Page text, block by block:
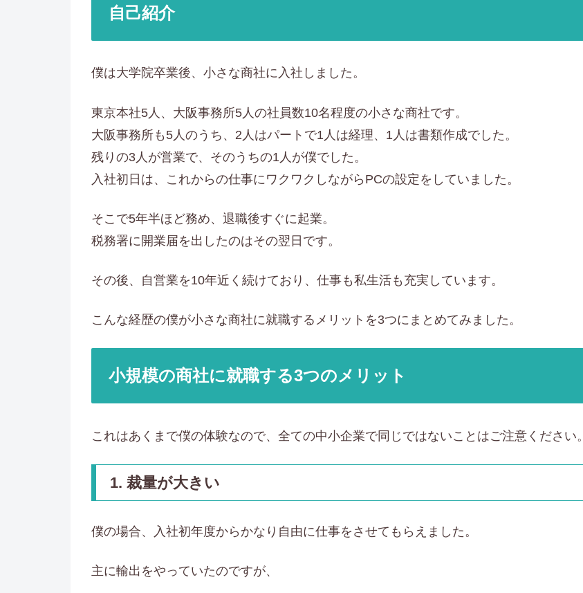
自己紹介
僕は大学院卒業後、小さな商社に入社しました。
東京本社5人、大阪事務所5人の社員数10名程度の小さな商社です。
大阪事務所も5人のうち、2人はパートで1人は経理、1人は書類作成でした。
残りの3人が営業で、そのうちの1人が僕でした。
入社初日は、これからの仕事にワクワクしながらPCの設定をしていました。
そこで5年半ほど務め、退職後すぐに起業。
税務署に開業届を出したのはその翌日です。
その後、自営業を10年近く続けており、仕事も私生活も充実しています。
こんな経歴の僕が小さな商社に就職するメリットを3つにまとめてみました。
小規模の商社に就職する3つのメリット
これはあくまで僕の体験なので、全ての中小企業で同じではないことはご注意ください。
1. 裁量が大きい
僕の場合、入社初年度からかなり自由に仕事をさせてもらえました。
主に輸出をやっていたのですが、